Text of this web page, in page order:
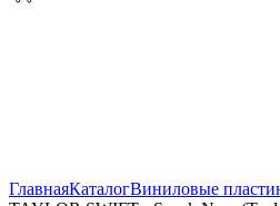
ГлавнаяКаталогВиниловые